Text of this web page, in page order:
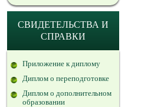
СВИДЕТЕЛЬСТВА И
СПРАВКИ
Приложение к диплому
Диплом о переподготовке
Диплом о дополнительном
образовании